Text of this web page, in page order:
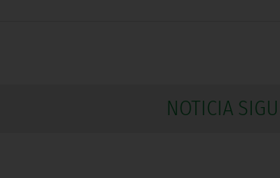
NOTICIA